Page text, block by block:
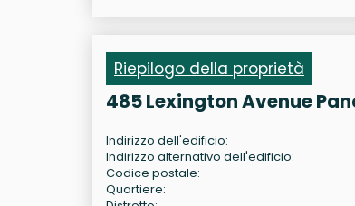
Riepilogo della proprietà
485 Lexington Avenue
Indirizzo dell'edificio:
Indirizzo alternativo dell'edificio:
Codice postale:
Quartiere: